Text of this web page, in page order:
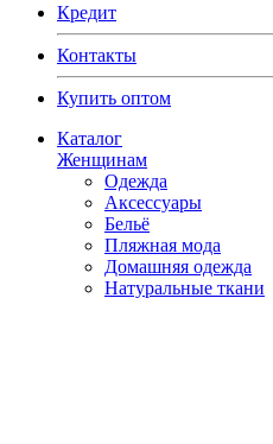
Кредит
Контакты
Купить оптом
Каталог
Женщинам
Одежда
Аксессуары
Бельё
Пляжная мода
Домашняя одежда
Натуральные ткани